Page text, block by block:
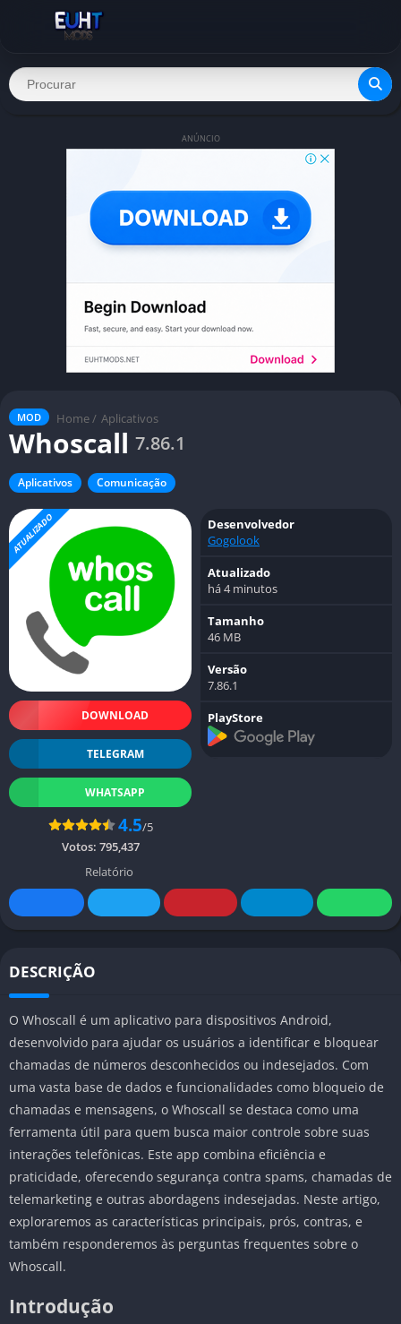
ANÚNCIO
MOD Home / Aplicativos
Whoscall 7.86.1
Aplicativos Comunicação
ATUALIZADO
DOWNLOAD
TELEGRAM
WHATSAPP
4.5/5
Votos: 795,437
Relatório
Desenvolvedor
Gogolook
Atualizado
há 4 minutos
Tamanho
46 MB
Versão
7.86.1
PlayStore
DESCRIÇÃO
O Whoscall é um aplicativo para dispositivos Android,
desenvolvido para ajudar os usuários a identificar e bloquear
chamadas de números desconhecidos ou indesejados. Com
uma vasta base de dados e funcionalidades como bloqueio de
chamadas e mensagens, o Whoscall se destaca como uma
ferramenta útil para quem busca maior controle sobre suas
interações telefônicas. Este app combina eficiência e
praticidade, oferecendo segurança contra spams, chamadas de
telemarketing e outras abordagens indesejadas. Neste artigo,
exploraremos as características principais, prós, contras, e
também responderemos às perguntas frequentes sobre o
Whoscall.
Introdução